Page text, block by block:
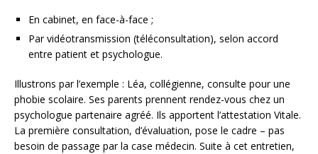
En cabinet, en face-à-face ;
Par vidéotransmission (téléconsultation), selon accord
entre patient et psychologue.
Illustrons par l’exemple : Léa, collégienne, consulte pour une
phobie scolaire. Ses parents prennent rendez-vous chez un
psychologue partenaire agréé. Ils apportent l’attestation Vitale.
La première consultation, d’évaluation, pose le cadre – pas
besoin de passage par la case médecin. Suite à cet entretien,